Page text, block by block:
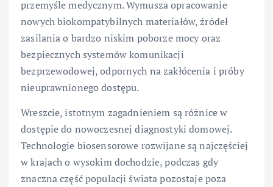
przemyśle medycznym. Wymusza opracowanie
nowych biokompatybilnych materiałów, źródeł
zasilania o bardzo niskim poborze mocy oraz
bezpiecznych systemów komunikacji
bezprzewodowej, odpornych na zakłócenia i próby
nieuprawnionego dostępu.
Wreszcie, istotnym zagadnieniem są różnice w
dostępie do nowoczesnej diagnostyki domowej.
Technologie biosensorowe rozwijane są najczęściej
w krajach o wysokim dochodzie, podczas gdy
znaczna część populacji świata pozostaje poza